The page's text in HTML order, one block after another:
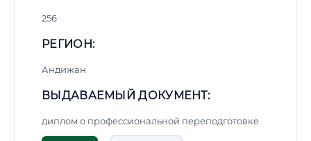
256
РЕГИОН:
Андижан
ВЫДАВАЕМЫЙ ДОКУМЕНТ:
диплом о профессиональной переподготовке